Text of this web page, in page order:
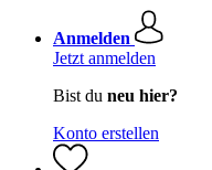
Anmelden
Jetzt anmelden
Bist du neu hier?
Konto erstellen